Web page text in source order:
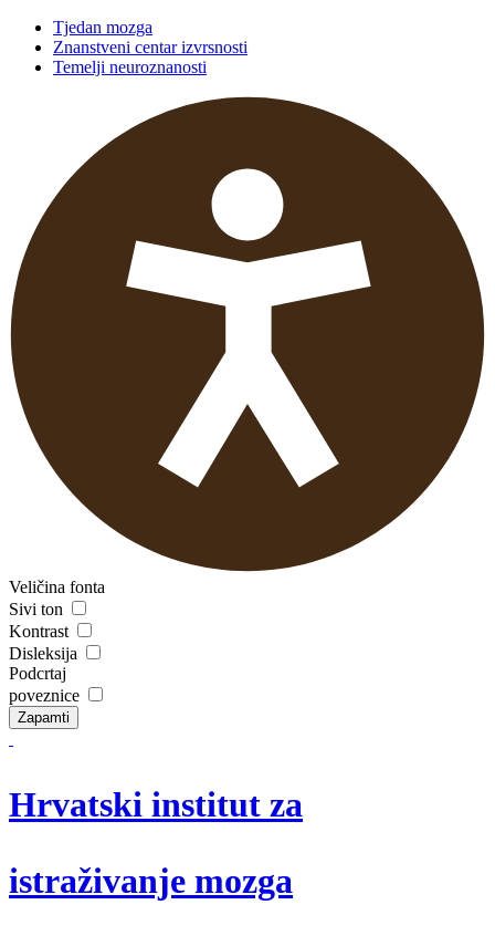
Tjedan mozga
Znanstveni centar izvrsnosti
Temelji neuroznanosti
Veličina fonta
Sivi ton
Kontrast
Disleksija
Podcrtaj
poveznice
Zapamti
Hrvatski institut za
istraživanje mozga